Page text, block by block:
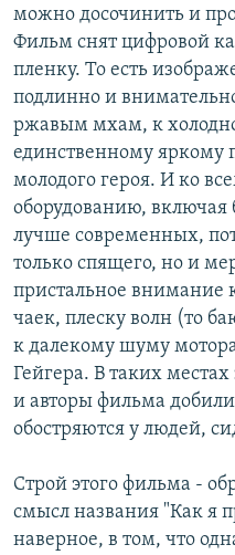
можно досочинить и
Фильм снят цифровой
пленку. То есть
подлинно и
ржавым мхам, к
единственному яркому
молодого героя. И ко
оборудованию, включая
лучше современных,
только спящего, но и
пристальное внимание
чаек, плеску волн (то
к далекому шуму
Гейгера. В таких
и авторы фильма
обостряются у людей,
Строй этого фильма -
смысл названия "Как я
наверное, в том, что